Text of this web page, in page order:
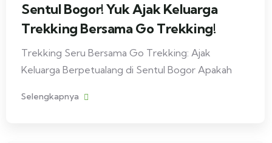
Sentul Bogor! Yuk Ajak Keluarga
Trekking Bersama Go Trekking!
Trekking Seru Bersama Go Trekking: Ajak
Keluarga Berpetualang di Sentul Bogor Apakah
Selengkapnya